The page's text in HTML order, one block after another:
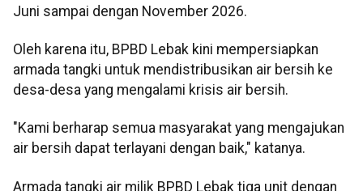
Juni sampai dengan November 2026.
‎Oleh karena itu, BPBD Lebak kini mempersiapkan
armada tangki untuk mendistribusikan air bersih ke
desa-desa yang mengalami krisis air bersih.
‎"Kami berharap semua masyarakat yang mengajukan
air bersih dapat terlayani dengan baik," katanya.
Armada tangki air milik BPBD Lebak tiga unit dengan